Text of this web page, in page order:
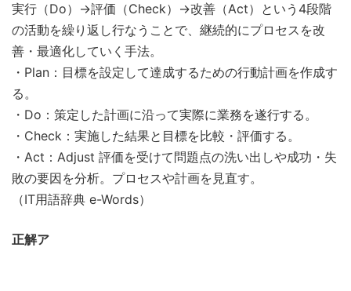
実行（Do）→評価（Check）→改善（Act）という4段階
の活動を繰り返し行なうことで、継続的にプロセスを改
善・最適化していく手法。
・Plan：目標を設定して達成するための行動計画を作成す
る。
・Do：策定した計画に沿って実際に業務を遂行する。
・Check：実施した結果と目標を比較・評価する。
・Act：Adjust 評価を受けて問題点の洗い出しや成功・失
敗の要因を分析。プロセスや計画を見直す。
（IT用語辞典 e-Words）
正解ア